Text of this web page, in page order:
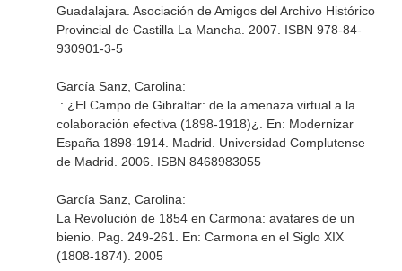
Guadalajara. Asociación de Amigos del Archivo Histórico
Provincial de Castilla La Mancha. 2007. ISBN 978-84-
930901-3-5
García Sanz, Carolina:
.: ¿El Campo de Gibraltar: de la amenaza virtual a la
colaboración efectiva (1898-1918)¿. En: Modernizar
España 1898-1914. Madrid. Universidad Complutense
de Madrid. 2006. ISBN 8468983055
García Sanz, Carolina:
La Revolución de 1854 en Carmona: avatares de un
bienio. Pag. 249-261. En: Carmona en el Siglo XIX
(1808-1874) . 2005